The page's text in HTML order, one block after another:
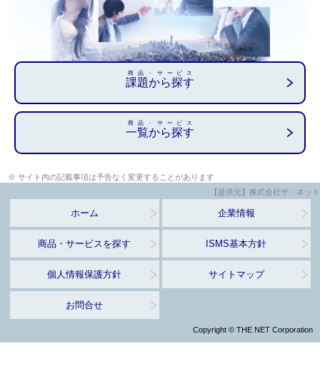
課題から探す
商品・サービス
一覧から探す
商品・サービス
※ サイト内の記載事項は予告なく変更することがあります
【提供元】株式会社ザ・ネット
ホーム 企業情報
商品・サービスを探す ISMS基本方針
個人情報保護方針 サイトマップ
お問合せ
Copyright © THE NET Corporation